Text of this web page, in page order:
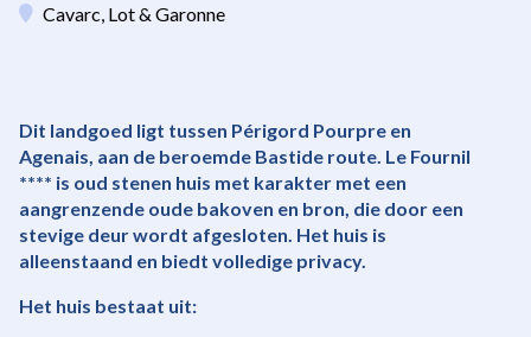
Cavarc, Lot & Garonne
Dit landgoed ligt tussen Périgord Pourpre en
Agenais, aan de beroemde Bastide route. Le Fournil
**** is oud stenen huis met karakter met een
aangrenzende oude bakoven en bron, die door een
stevige deur wordt afgesloten. Het huis is
alleenstaand en biedt volledige privacy.
Het huis bestaat uit: